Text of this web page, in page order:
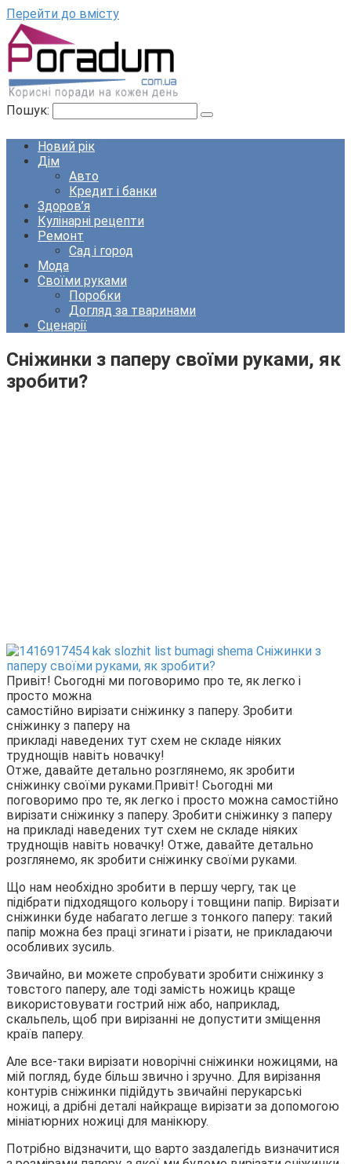
Перейти до вмісту
Пошук:
Новий рік
Дім
Авто
Кредит і банки
Здоров’я
Кулінарні рецепти
Ремонт
Сад і город
Мода
Своїми руками
Поробки
Догляд за тваринами
Сценарії
Сніжинки з паперу своїми руками, як
зробити?
Привіт! Сьогодні ми поговоримо про те, як легко і
просто можна
самостійно вирізати сніжинку з паперу. Зробити
сніжинку з паперу на
прикладі наведених тут схем не складе ніяких
труднощів навіть новачку!
Отже, давайте детально розглянемо, як зробити
сніжинку своїми руками.Привіт! Сьогодні ми
поговоримо про те, як легко і просто можна самостійно
вирізати сніжинку з паперу. Зробити сніжинку з паперу
на прикладі наведених тут схем не складе ніяких
труднощів навіть новачку! Отже, давайте детально
розглянемо, як зробити сніжинку своїми руками.
Що нам необхідно зробити в першу чергу, так це
підібрати підходящого кольору і товщини папір. Вирізати
сніжинки буде набагато легше з тонкого паперу: такий
папір можна без праці згинати і різати, не прикладаючи
особливих зусиль.
Звичайно, ви можете спробувати зробити сніжинку з
товстого паперу, але тоді замість ножиць краще
використовувати гострий ніж або, наприклад,
скальпель, щоб при вирізанні не допустити зміщення
країв паперу.
Але все-таки вирізати новорічні сніжинки ножицями, на
мій погляд, буде більш звично і зручно. Для вирізання
контурів сніжинки підійдуть звичайні перукарські
ножиці, а дрібні деталі найкраще вирізати за допомогою
мініатюрних ножиці для манікюру.
Потрібно відзначити, що варто заздалегідь визначитися